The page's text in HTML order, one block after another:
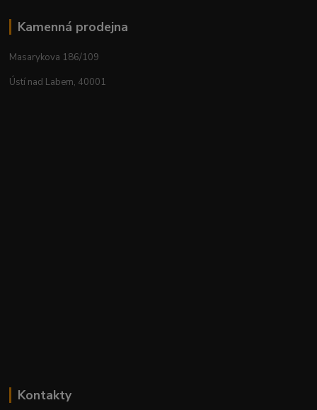
Kamenná prodejna
Masarykova 186/109
Ústí nad Labem, 40001
Kontakty